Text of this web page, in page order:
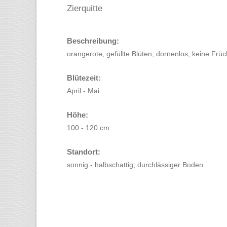
Zierquitte
Beschreibung:
orangerote, gefüllte Blüten; dornenlos; keine
Blütezeit:
April - Mai
Höhe:
100 - 120 cm
Standort:
sonnig - halbschattig; durchlässiger Boden